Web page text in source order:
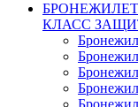
КЛАСС